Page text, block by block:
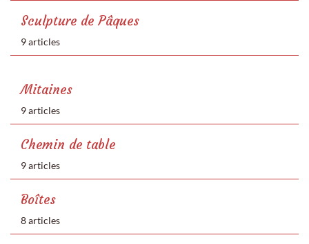
Sculpture de Pâques
9 articles
Mitaines
9 articles
Chemin de table
9 articles
Boîtes
8 articles